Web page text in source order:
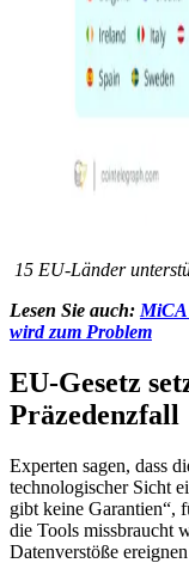
15 EU-Länder
Lesen Sie auch: MiCA
wird zum Problem
EU-Gesetz
Präzedenzfall
Experten sagen, dass
technologischer Sicht
gibt keine Garantien“,
die Tools missbraucht
Datenverstöße